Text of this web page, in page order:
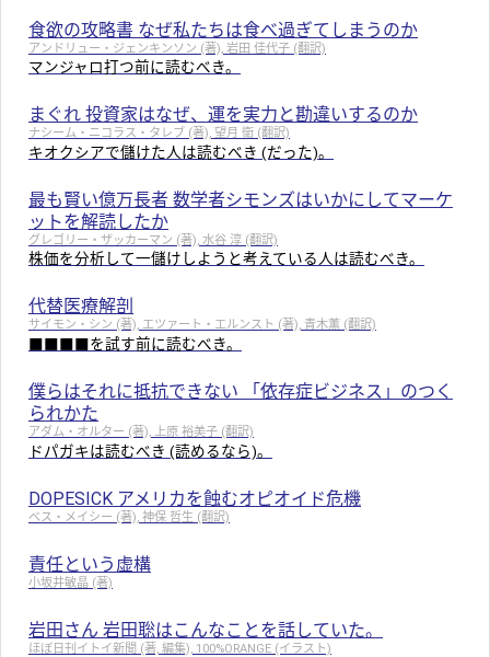
食欲の攻略書 なぜ私たちは食べ過ぎてしまうのか
アンドリュー・ジェンキンソン (著), 岩田 佳代子 (翻訳)
マンジャロ打つ前に読むべき。
まぐれ 投資家はなぜ、運を実力と勘違いするのか
ナシーム・ニコラス・タレブ (著), 望月 衛 (翻訳)
キオクシアで儲けた人は読むべき (だった)。
最も賢い億万長者 数学者シモンズはいかにしてマーケ
ットを解読したか
グレゴリー・ザッカーマン (著), 水谷 淳 (翻訳)
株価を分析して一儲けしようと考えている人は読むべき。
代替医療解剖
サイモン・シン (著), エツァート・エルンスト (著), 青木薫 (翻訳)
■■■■を試す前に読むべき。
僕らはそれに抵抗できない 「依存症ビジネス」のつく
られかた
アダム・オルター (著), 上原 裕美子 (翻訳)
ドパガキは読むべき (読めるなら)。
DOPESICK アメリカを蝕むオピオイド危機
ベス・メイシー (著), 神保 哲生 (翻訳)
責任という虚構
小坂井敏晶 (著)
岩田さん 岩田聡はこんなことを話していた。
ほぼ日刊イトイ新聞 (著, 編集), 100%ORANGE (イラスト)